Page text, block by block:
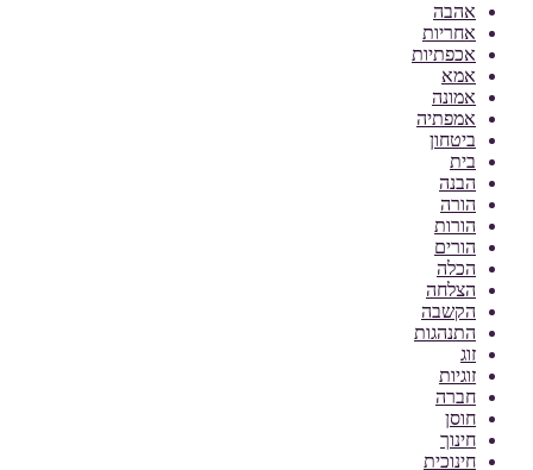
אהבה
אחריות
אכפתיות
אמא
אמונה
אמפתיה
ביטחון
בית
הבנה
הורה
הורות
הורים
הכלה
הצלחה
הקשבה
התנהגות
זוג
זוגיות
חברה
חוסן
חינוך
חינוכית